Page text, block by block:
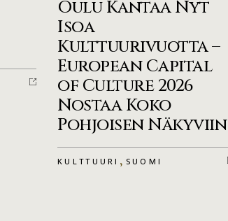
Oulu Kantaa Nyt
Isoa
Kulttuurivuotta –
European Capital
of Culture 2026
Nostaa Koko
Pohjoisen Näkyviin
KULTTUURI , SUOMI